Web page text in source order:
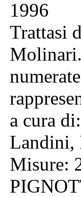
1996
Trattasi
a cura
Landini,
Misure: